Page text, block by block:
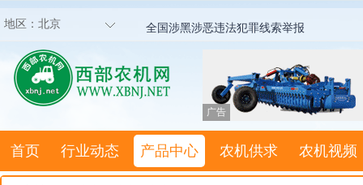
地区： 北京 全国涉黑涉恶违法犯罪线索举报
广告
首页 行业动态 产品中心 农机供求 农机视频